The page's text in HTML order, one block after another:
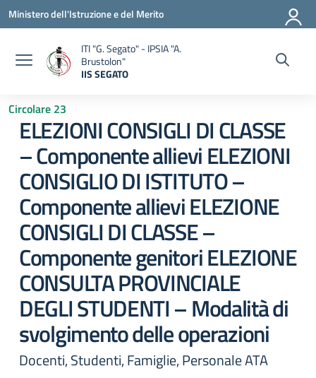
Vai ai contenuti
Vai al menu di navigazione
Vai al footer
Ministero dell'Istruzione e del Merito
ITI "G. Segato" - IPSIA "A.
Brustolon"
IIS SEGATO
Circolare 23
ELEZIONI CONSIGLI DI CLASSE
– Componente allievi ELEZIONI
CONSIGLIO DI ISTITUTO –
Componente allievi ELEZIONE
CONSIGLI DI CLASSE –
Componente genitori ELEZIONE
CONSULTA PROVINCIALE
DEGLI STUDENTI – Modalità di
svolgimento delle operazioni
Docenti, Studenti, Famiglie, Personale ATA